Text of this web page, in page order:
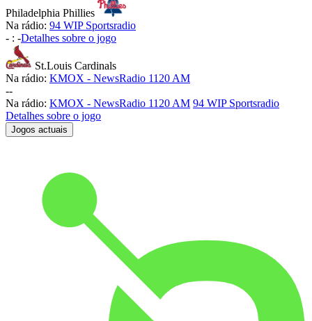
Philadelphia Phillies
Na rádio: 94 WIP Sportsradio
- : -Detalhes sobre o jogo
St.Louis Cardinals
Na rádio: KMOX - NewsRadio 1120 AM
--
Na rádio: KMOX - NewsRadio 1120 AM 94 WIP Sportsradio
Detalhes sobre o jogo
Jogos actuais